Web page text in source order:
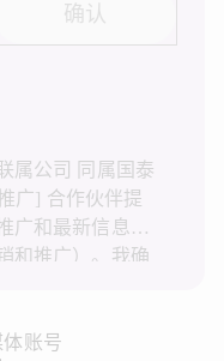
确认
属公司 同属国泰
广] 合作伙伴提
广和最新信息
和推广）。我确
销和推广。我知
账号